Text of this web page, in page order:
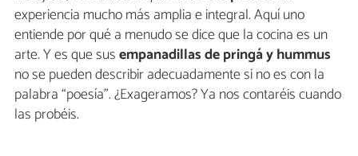
experiencia mucho más amplia e integral. Aquí uno
entiende por qué a menudo se dice que la cocina es un
arte. Y es que susempanadillas de pringá y hummus
no se pueden describir adecuadamente si no es con la
palabra “poesía”. ¿Exageramos? Ya nos contaréis cuando
las probéis.